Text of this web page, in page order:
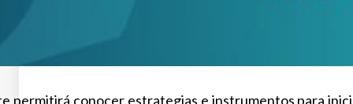
permitirá conocer estrategias e instrumentos para